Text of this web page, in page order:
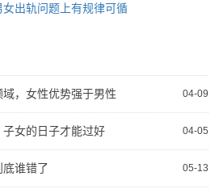
出轨问题上有规律可循
04-09
，女性优势强于男性
04-05
女的日子才能过好
05-13
谁错了